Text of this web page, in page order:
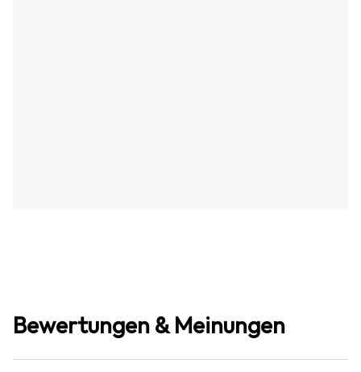
Bewertungen & Meinungen